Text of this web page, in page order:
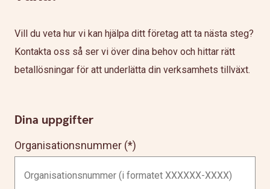
Vill du veta hur vi kan hjälpa ditt företag att ta nästa steg?
Kontakta oss så ser vi över dina behov och hittar rätt
betallösningar för att underlätta din verksamhets tillväxt.
Dina uppgifter
Organisationsnummer